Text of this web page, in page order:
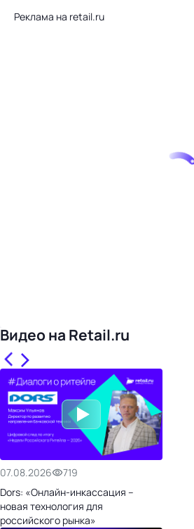
Реклама на retail.ru
Видео на Retail.ru
07.08.2026
719
Dors: «Онлайн-инкассация –
новая технология для
российского рынка»